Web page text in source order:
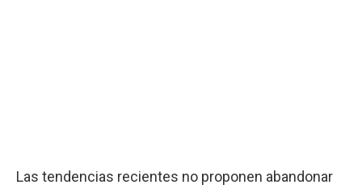
Las tendencias recientes no proponen abandonar